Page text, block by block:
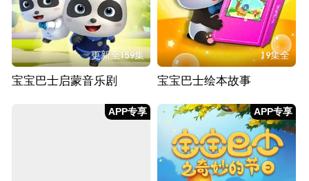
更新至159集
宝宝巴士启蒙音乐剧
19集全
宝宝巴士绘本故事
APP专享 APP专享